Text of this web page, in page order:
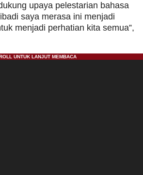
upaya pelestarian bahasa
saya merasa ini menjadi
menjadi perhatian kita semua”,